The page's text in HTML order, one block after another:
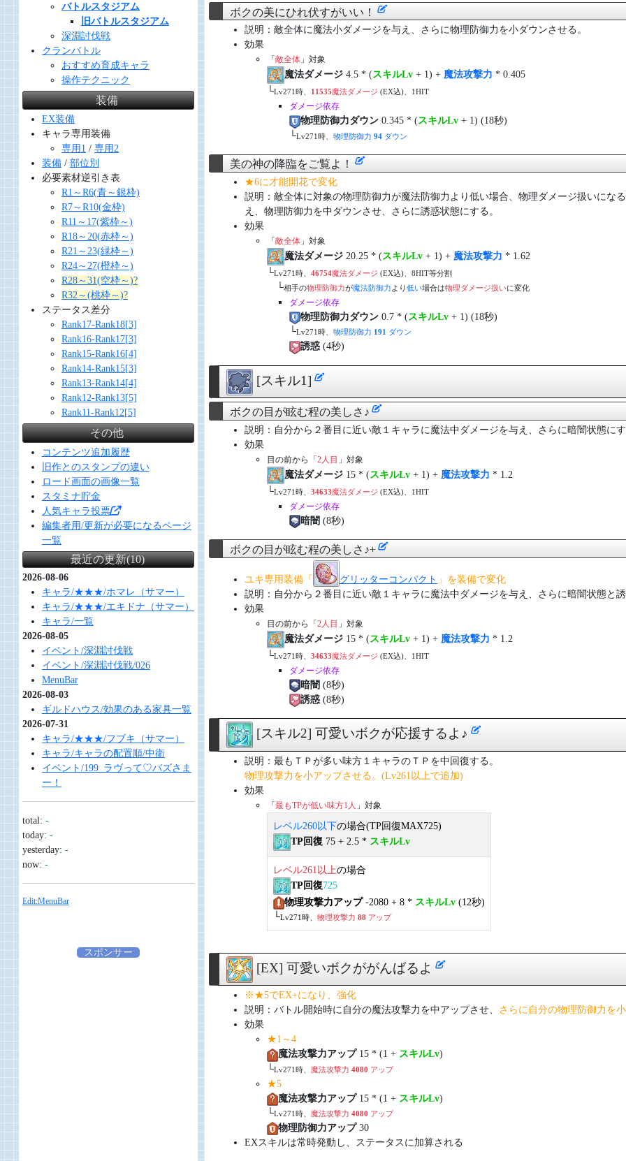
ボクの美にひれ伏すがいい！
説明：敵全体に魔法小ダメージを与え、さらに物理防御力を小ダウンさせる。
効果
「 敵全体」対象
魔法ダメージ4.5 * (スキルLv+ 1) + 魔法攻撃力 * 0.405
└Lv271時、 11535 魔法ダメージ (EX込)、1HIT
ダメージ依存
物理防御力ダウン0.345 * (スキルLv+ 1) (18秒)
└Lv271時、 物理防御力 94ダウン
美の神の降臨をご覧よ！
★6に才能開花で変化
説明：敵全体に対象の物理防御力が魔法防御力より低い場合、物理ダメージ扱いにな
え、物理防御力を中ダウンさせ、さらに誘惑状態にする。
効果
「 敵全体」対象
魔法ダメージ20.25 * (スキルLv+ 1) + 魔法攻撃力 * 1.62
└Lv271時、 46754魔法ダメージ (EX込)、8HIT等分割
└相手の物理防御力が魔法防御力 より低い場合は物理ダメージ扱いに変化
ダメージ依存
物理防御力ダウン0.7 * (スキルLv+ 1) (18秒)
└Lv271時、 物理防御力 191 ダウン
誘惑(4秒)
[スキル1]
ボクの目が眩む程の美しさ♪
説明：自分から２番目に近い敵１キャラに魔法中ダメージを与え、さらに暗闇状態に
効果
目の前から「2人目 」対象
魔法ダメージ15 * (スキルLv+ 1) + 魔法攻撃力 * 1.2
└Lv271時、 34633魔法ダメージ (EX込)、1HIT
ダメージ依存
暗闇 (8秒)
ボクの目が眩む程の美しさ♪+
ユキ専用装備「 グリッターコンパクト 」を装備で変化
説明：自分から２番目に近い敵１キャラに魔法中ダメージを与え、さらに暗闇状態と
効果
目の前から「2人目 」対象
魔法ダメージ15 * (スキルLv+ 1) + 魔法攻撃力 * 1.2
└Lv271時、 34633魔法ダメージ (EX込)、1HIT
ダメージ依存
暗闇 (8秒)
誘惑(8秒)
[スキル2] 可愛いボクが応援するよ♪
説明：最もＴＰが多い味方１キャラのＴＰを中回復する。
物理攻撃力を小アップさせる。(Lv261以上で追加)
効果
「最もTPが低い味方1人 」対象
レベル260以下の場合(TP回復MAX725)
TP回復 75 + 2.5 * スキルLv
レベル261以上の場合
TP回復725
物理攻撃力アップ-2080 + 8 * スキルLv(12秒)
└Lv271時、 物理攻撃力 88 アップ
[EX] 可愛いボクががんばるよ
※★5でEX+になり、強化
説明：バトル開始時に自分の魔法攻撃力を中アップさせ、 さらに自分の物理防御力を
効果
★1～4
魔法攻撃力アップ15 * (1 + スキルLv)
└Lv271時、 魔法攻撃力 4080 アップ
★5
魔法攻撃力アップ15 * (1 + スキルLv)
└Lv271時、 魔法攻撃力 4080 アップ
物理防御力アップ30
EXスキルは常時発動し、ステータスに加算される
バトルスタジアム
旧バトルスタジアム
深淵討伐戦
クランバトル
おすすめ育成キャラ
操作テクニック
装備
EX装備
キャラ専用装備
専用1 / 専用2
装備/ 部位別
必要素材逆引き表
R1～R6(青～銀枠)
R7～R10(金枠)
R11～17(紫枠～)
R18～20(赤枠～)
R21～23(緑枠～)
R24～27(橙枠～)
R28～31(空枠～)?
R32～(桃枠～)?
ステータス差分
Rank17-Rank18[3]
Rank16-Rank17[3]
Rank15-Rank16[4]
Rank14-Rank15[3]
Rank13-Rank14[4]
Rank12-Rank13[5]
Rank11-Rank12[5]
その他
コンテンツ追加履歴
旧作とのスタンプの違い
ロード画面の画像一覧
スタミナ貯金
人気キャラ投票
編集者用/更新が必要になるページ
一覧
最近の更新(10)
2026-08-06
キャラ/★★★/ホマレ（サマー）
キャラ/★★★/エキドナ（サマー）
キャラ/一覧
2026-08-05
イベント/深淵討伐戦
イベント/深淵討伐戦/026
MenuBar
2026-08-03
ギルドハウス/効果のある家具一覧
2026-07-31
キャラ/★★★/フブキ（サマー）
キャラ/キャラの配置順/中衛
イベント/199_ラヴって♡バズさま
ー！
total: -
today: -
yesterday: -
now: -
Edit:MenuBar
スポンサー